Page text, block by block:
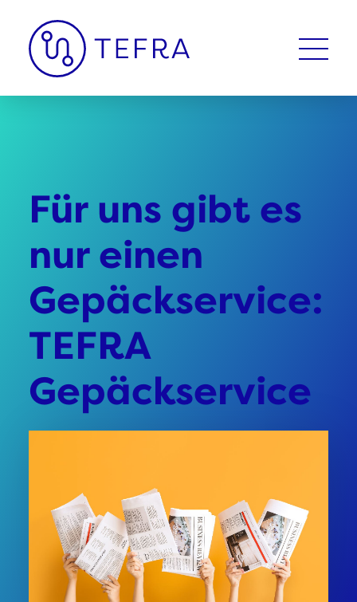
Für uns gibt es
nur einen
Gepäckservice:
TEFRA
Gepäckservice